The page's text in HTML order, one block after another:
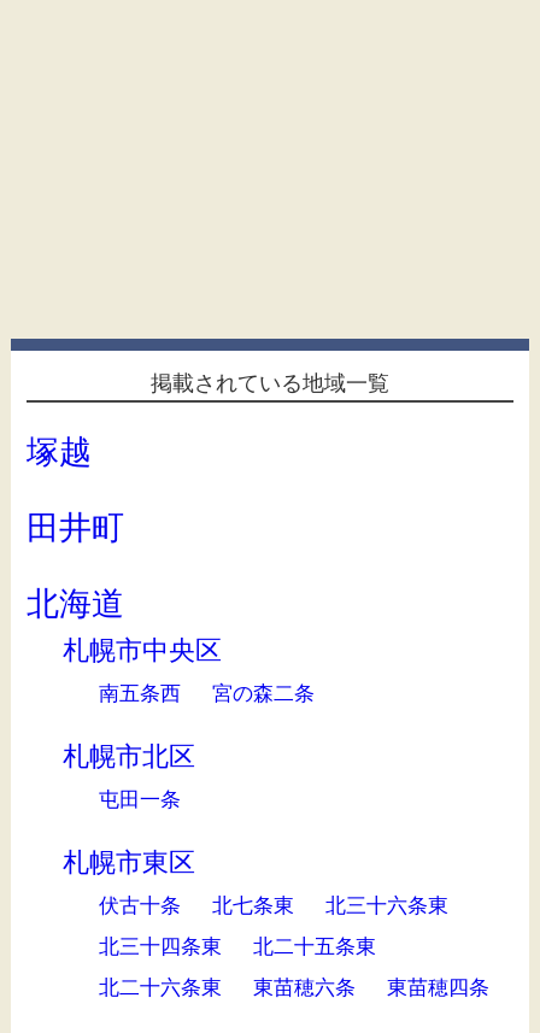
掲載されている地域一覧
塚越
田井町
北海道
札幌市中央区
南五条西 宮の森二条
札幌市北区
屯田一条
札幌市東区
伏古十条 北七条東
北三十六条東
北三十四条東
北二十五条東
北二十六条東
東苗穂六条 東苗穂四条